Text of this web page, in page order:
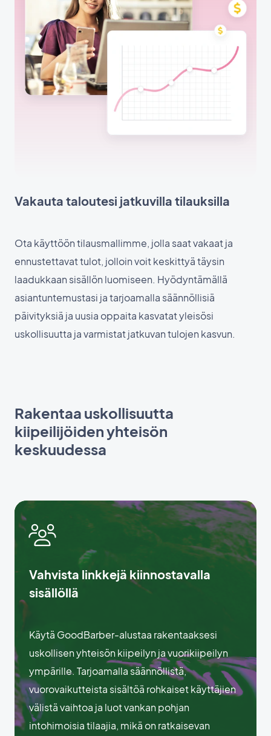
Vakauta taloutesi jatkuvilla tilauksilla
Ota käyttöön tilausmallimme, jolla saat vakaat ja
ennustettavat tulot, jolloin voit keskittyä täysin
laadukkaan sisällön luomiseen. Hyödyntämällä
asiantuntemustasi ja tarjoamalla säännöllisiä
päivityksiä ja uusia oppaita kasvatat yleisösi
uskollisuutta ja varmistat jatkuvan tulojen kasvun.
Rakentaa uskollisuutta
kiipeilijöiden yhteisön
keskuudessa
Vahvista linkkejä kiinnostavalla
sisällöllä
Käytä GoodBarber-alustaa rakentaaksesi
uskollisen yhteisön kiipeilyn ja vuorikiipeilyn
ympärille. Tarjoamalla säännöllistä,
vuorovaikutteista sisältöä rohkaiset käyttäjien
välistä vaihtoa ja luot vankan pohjan
intohimoisia tilaajia, mikä on ratkaisevan